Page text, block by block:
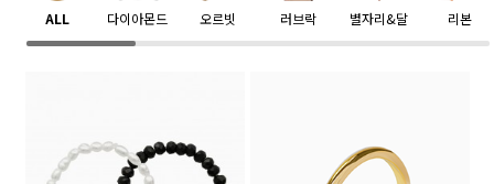
ALL 다이아몬드 오르빗 러브락 별자리&달 리본